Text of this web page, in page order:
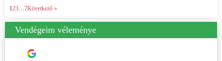
Vendégeim véleménye
123… 7Következő »